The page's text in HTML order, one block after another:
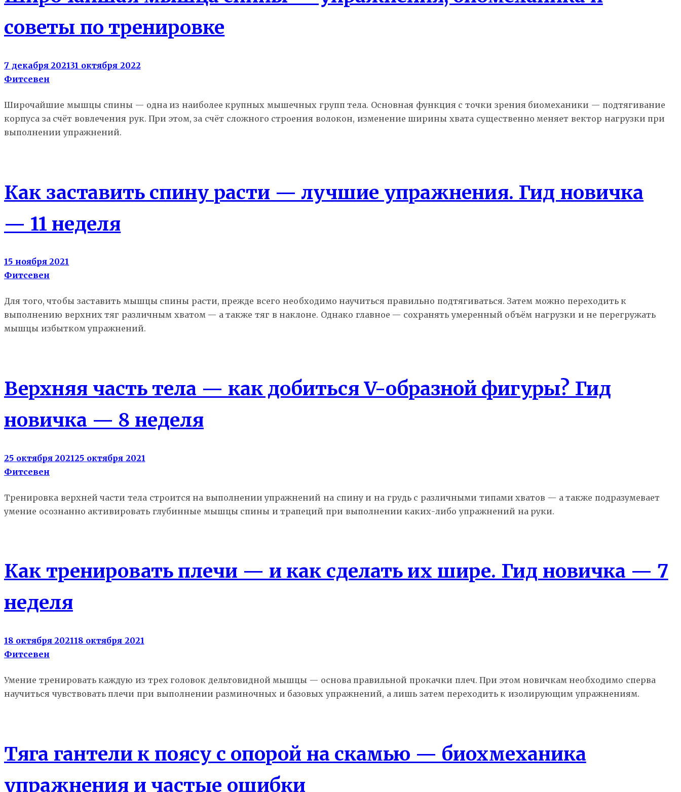
советы по тренировке
7 декабря 202131 октября 2022
Фитсевен
Широчайшие мышцы спины — одна из наиболее крупных мышечных групп тела. Основная функция с точки зрения биомеханики — подтягивание
корпуса за счёт вовлечения рук. При этом, за счёт сложного строения волокон, изменение ширины хвата существенно меняет вектор нагрузки при
выполнении упражнений.
Как заставить спину расти — лучшие упражнения. Гид новичка
— 11 неделя
15 ноября 2021
Фитсевен
Для того, чтобы заставить мышцы спины расти, прежде всего необходимо научиться правильно подтягиваться. Затем можно переходить к
выполнению верхних тяг различным хватом — а также тяг в наклоне. Однако главное — сохранять умеренный объём нагрузки и не перегружать
мышцы избытком упражнений.
Верхняя часть тела — как добиться V-образной фигуры? Гид
новичка — 8 неделя
25 октября 202125 октября 2021
Фитсевен
Тренировка верхней части тела строится на выполнении упражнений на спину и на грудь с различными типами хватов — а также подразумевает
умение осознанно активировать глубинные мышцы спины и трапеций при выполнении каких-либо упражнений на руки.
Как тренировать плечи — и как сделать их шире. Гид новичка — 7
неделя
18 октября 202118 октября 2021
Фитсевен
Умение тренировать каждую из трех головок дельтовидной мышцы — основа правильной прокачки плеч. При этом новичкам необходимо сперва
научиться чувствовать плечи при выполнении разминочных и базовых упражнений, а лишь затем переходить к изолирующим упражнениям.
Тяга гантели к поясу с опорой на скамью — биохмеханика
упражнения и частые ошибки